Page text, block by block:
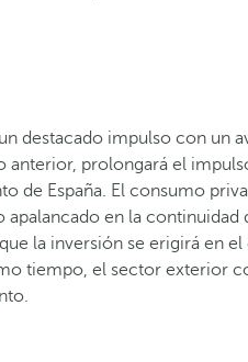
destacado impulso con un
anterior, prolongará el
de España. El consumo
en la continuidad
la inversión se erigirá en
tiempo, el sector exterior